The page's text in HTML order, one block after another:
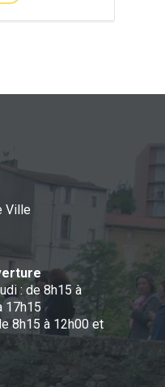
Ville
: de 8h15 à
17h15
8h15 à 12h00 et